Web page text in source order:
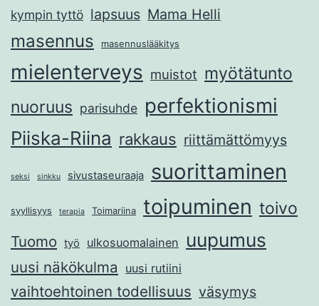
kympin tyttö lapsuus Mama Helli
masennus masennuslääkitys
mielenterveys muistot myötätunto
nuoruus parisuhde perfektionismi
Piiska-Riina rakkaus riittämättömyys
seksi sinkku sivustaseuraaja suorittaminen
syyllisyys terapia Toimariina toipuminen toivo
Tuomo työ ulkosuomalainen uupumus
uusi näkökulma uusi rutiini
vaihtoehtoinen todellisuus väsymys